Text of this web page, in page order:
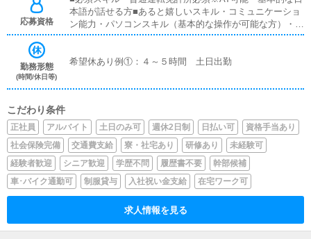
応募資格
本語が話せる方■あると嬉しいスキル・コミュニケーショ
ン能力・パソコンスキル（基本的な操作が可能な方）・文
章を書く能力・笑顔がしっかりと作れる方※声のトーンな
勤務形態
(時間/休日等)
希望休あり例①：４～５時間 土日出勤
こだわり条件
正社員 アルバイト 土日のみ可 週休2日制 日払い可
資格手当あり
社会保険完備
交通費支給 寮・社宅あり 研修あり
未経験可
経験者歓迎
シニア歓迎 学歴不問 履歴書不要
幹部候補
車･バイク通勤可
制服貸与 入社祝い金支給 在宅ワーク可
求人情報を見る